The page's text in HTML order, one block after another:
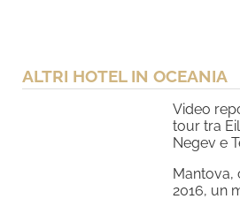
ALTRI HOTEL IN OCEANIA
Video
tour tra
Negev e
Mantova,
2016, un